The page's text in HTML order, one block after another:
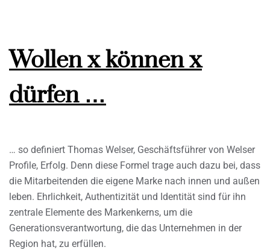
Wollen x können x
dürfen …
… so definiert Thomas Welser, Geschäftsführer von Welser
Profile, Erfolg. Denn diese Formel trage auch dazu bei, dass
die Mitarbeitenden die eigene Marke nach innen und außen
leben. Ehrlichkeit, Authentizität und Identität sind für ihn
zentrale Elemente des Markenkerns, um die
Generationsverantwortung, die das Unternehmen in der
Region hat, zu erfüllen.